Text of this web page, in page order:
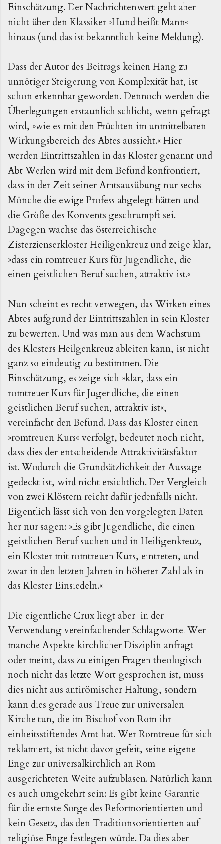
Einschätzung. Der Nachrichtenwert geht aber
nicht über den Klassiker »Hund beißt Mann«
hinaus (und das ist bekanntlich keine Meldung).
Dass der Autor des Beitrags keinen Hang zu
unnötiger Steigerung von Komplexität hat, ist
schon erkennbar geworden. Dennoch werden die
Überlegungen erstaunlich schlicht, wenn gefragt
wird, »wie es mit den Früchten im unmittelbaren
Wirkungsbereich des Abtes aussieht.« Hier
werden Eintrittszahlen in das Kloster genannt und
Abt Werlen wird mit dem Befund konfrontiert,
dass in der Zeit seiner Amtsausübung nur sechs
Mönche die ewige Profess abgelegthätten und
die Größe des Konvents geschrumpft sei.
Dagegen wachse das österreichische
Zisterzienserkloster Heiligenkreuz und zeige klar,
»dass ein romtreuer Kurs für Jugendliche, die
einen geistlichen Beruf suchen, attraktiv ist.«
Nun scheint es recht verwegen, das Wirken eines
Abtes aufgrund der Eintrittszahlen in sein Kloster
zu bewerten. Und was man aus dem Wachstum
des Klosters Heilgenkreuz ableiten kann, ist nicht
ganz so eindeutig zu bestimmen. Die
Einschätzung, es zeige sich »klar, dass ein
romtreuer Kurs für Jugendliche, die einen
geistlichen Beruf suchen, attraktiv ist«,
vereinfacht den Befund. Dass das Kloster einen
»romtreuen Kurs« verfolgt, bedeutet noch nicht,
dass dies der entscheidende Attraktivitätsfaktor
ist. Wodurch die Grundsätzlichkeit der Aussage
gedeckt ist, wird nicht ersichtlich. Der Vergleich
von zwei Klöstern reicht dafür jedenfalls nicht.
Eigentlich lässt sich von den vorgelegten Daten
her nur sagen: »Es gibt Jugendliche, die einen
geistlichen Beruf suchen und in Heiligenkreuz,
ein Kloster mit romtreuen Kurs, eintreten, und
zwar in den letzten Jahren in höherer Zahl als in
das Kloster Einsiedeln.«
Die eigentliche Crux liegt aber in der
Verwendung vereinfachender Schlagworte. Wer
manche Aspekte kirchlicher Disziplin anfragt
oder meint, dass zu einigen Fragen theologisch
noch nicht das letzte Wort gesprochen ist, muss
dies nicht aus antirömischer Haltung, sondern
kann dies gerade aus Treue zur universalen
Kirche tun, die im Bischof von Rom ihr
einheitsstiftendes Amt hat. Wer Romtreue für sich
reklamiert, ist nicht davor gefeit, seine eigene
Enge zur universalkirchlich an Rom
ausgerichteten Weite aufzublasen. Natürlich kann
es auch umgekehrt sein: Es gibt keine Garantie
für die ernste Sorge des Reformorientierten und
kein Gesetz, das den Traditionsorientierten auf
religiöse Enge festlegen würde. Da dies aber